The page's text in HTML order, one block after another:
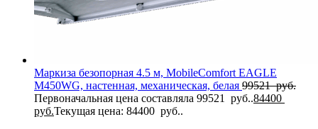
Маркиза безопорная 4.5 м, MobileComfort EAGLE
M450WG, настенная, механическая, белая 99521руб.
Первоначальная цена составляла 99521 руб..84400
руб.Текущая цена: 84400 руб..